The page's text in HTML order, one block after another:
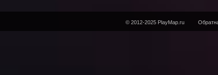
© 2012-2025 PlayMap.ru